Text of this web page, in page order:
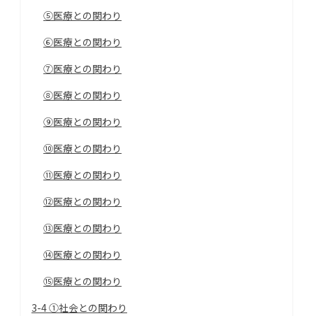
⑤医療との関わり
⑥医療との関わり
⑦医療との関わり
⑧医療との関わり
⑨医療との関わり
⑩医療との関わり
⑪医療との関わり
⑫医療との関わり
⑬医療との関わり
⑭医療との関わり
⑮医療との関わり
3-4 ①社会との関わり